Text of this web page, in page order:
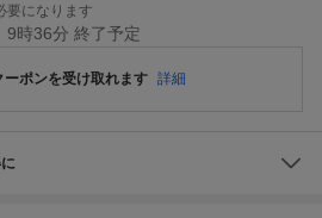
要になります
9時36分 終了予定
ポンを受け取れます 詳細